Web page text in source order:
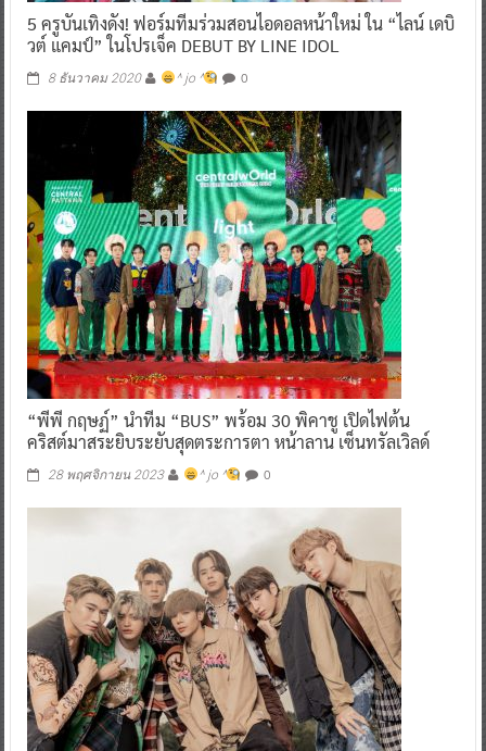
5 ครูบันเทิงดัง! ฟอร์มทีมร่วมสอนไอดอลหน้าใหม่ ใน “ไลน์ เดบิ
วต์ แคมป์” ในโปรเจ็ค DEBUT BY LINE IDOL
8 ธันวาคม 2020 ^ jo ^ 0
“พีพี กฤษฏ์” นำทีม “BUS” พร้อม 30 พิคาชู เปิดไฟต้น
คริสต์มาสระยิบระยับสุดตระการตา หน้าลาน เซ็นทรัลเวิลด์
28 พฤศจิกายน 2023 ^ jo ^ 0